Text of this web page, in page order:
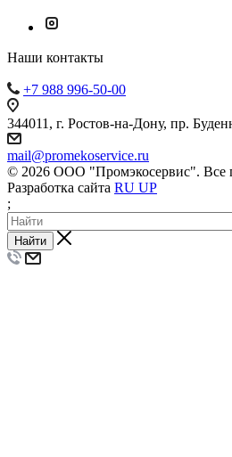
Наши контакты
+7 988 996-50-00
344011, г. Ростов-на-Дону, пр.
mail@promekoservice.ru
© 2026 ООО "Промэкосервис". Все
Разработка сайта RU UP
;
Найти